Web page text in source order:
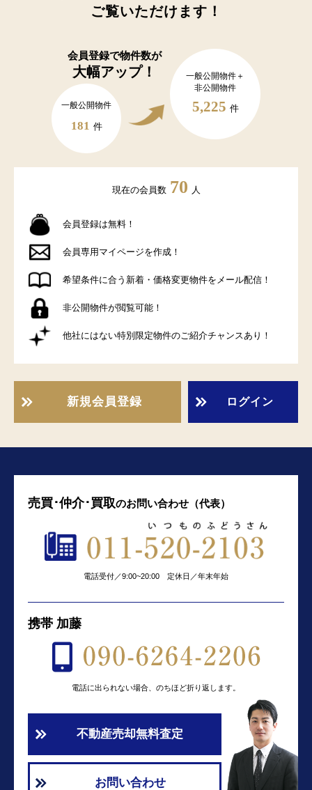
ご覧いただけます！
会員登録で物件数が
大幅アップ！
一般公開物件
181 件
一般公開物件＋
非公開物件
5,225 件
現在の会員数 70 人
会員登録は無料！
会員専用マイページを作成！
希望条件に合う新着・価格変更物件をメール配信！
非公開物件が閲覧可能！
他社にはない特別限定物件のご紹介チャンスあり！
新規会員登録 ログイン
売買･仲介･買取のお問い合わせ（代表）
電話受付／9:00~20:00 定休日／年末年始
携帯 加藤
電話に出られない場合、のちほど折り返します。
不動産売却無料査定
お問い合わせ